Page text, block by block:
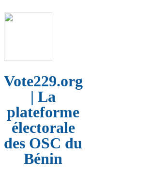
Vote229.org
| La
plateforme
électorale
des OSC du
Bénin